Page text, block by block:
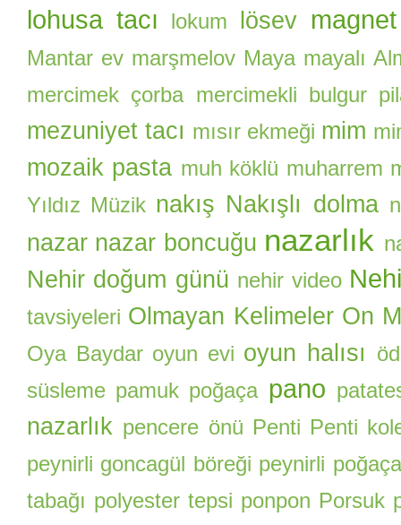
lohusa tacı lokum lösev magnet
Mantar ev marşmelov Maya mayalı
mercimek çorba mercimekli bulgur
mezuniyet tacı mısır ekmeği mim
mozaik pasta muh köklü muharrem
Yıldız
Müzik nakış Nakışlı dolma
nazar nazar boncuğu nazarlık
Nehir doğum günü nehir video
tavsiyeleri Olmayan Kelimeler On
Oya Baydar oyun evi oyun halısı
süsleme pamuk poğaça pano
nazarlık pencere önü Penti Penti
peynirli goncagül böreği peynirli poğaça
tabağı polyester tepsi ponpon Porsuk